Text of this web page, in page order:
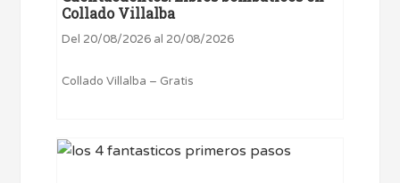
Collado Villalba
Del 20/08/2026 al 20/08/2026
Collado Villalba – Gratis